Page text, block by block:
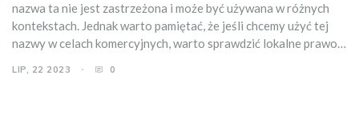
nazwa ta nie jest zastrzeżona i może być używana w różnych
kontekstach. Jednak warto pamiętać, że jeśli chcemy użyć tej
nazwy w celach komercyjnych, warto sprawdzić lokalne prawo,
praw innych to podstawa dobrego biznesu.
LIP, 22 2023 0